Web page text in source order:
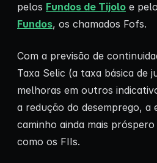
pelos Fundos de Tijolo e
Fundos, os chamados Fofs.
Com a previsão de
Taxa Selic (a taxa básica de
melhoras em outros
a redução do desemprego, a
caminho ainda mais
como os FIIs.